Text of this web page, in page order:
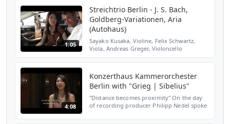
1:05
Streichtrio Berlin - J. S. Bach,
Goldberg-Variationen, Aria
(Autohaus)
Sayako Kusaka, Violine, Felix Schwartz,
Viola, Andreas Greger, Violoncello
4:08
Konzerthaus Kammerorchester
Berlin with "Grieg | Sibelius"
"Distance becomes proximity" On the day
of recording producer Philipp Nedel spoke